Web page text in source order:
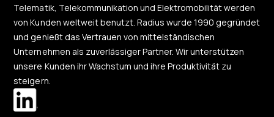
Telematik, Telekommunikation und Elektromobilität werden
von Kunden weltweit benutzt. Radius wurde 1990 gegründet
und genießt das Vertrauen von mittelständischen
Unternehmen als zuverlässiger Partner. Wir unterstützen
unsere Kunden ihr Wachstum und ihre Produktivität zu
steigern.